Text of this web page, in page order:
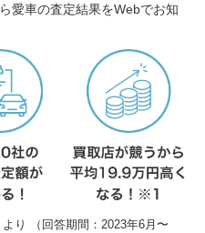
愛車の査定結果をWebでお知
り （回答期間：2023年6月〜